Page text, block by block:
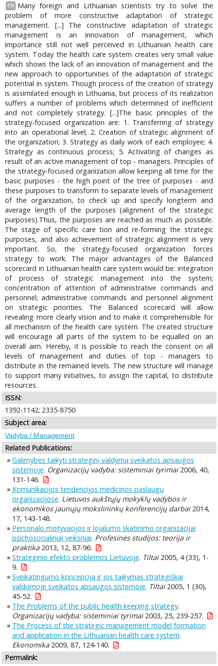
EN
Many foreign and Lithuanian scientists try to solve the
problem of more constructive adaptation of strategic
management. [...] The constructive adaptation of strategic
management is an innovation of management, which
importance still not well perceived in Lithuanian health care
system. Today the health care system creates very small value
which shows the lack of an innovation of management and the
new approach to opportunities of the adaptation of strategic
potential in system. Though process of the creation of strategy
is assimilated enough in Lithuania, but process of its realization
suffers a number of problems which determined of inefficient
and not completely strategy. [...]The basic principles of the
strategy-focused organization are: 1. Transferring of strategy
into an operational level; 2. Creation of strategic alignment of
the organization; 3. Strategy as daily work of each employee; 4.
Strategy as continuous process; 5. Activating of changes as
result of an active management of top - managers. Principles of
the strategy-focused organization allow keeping all time for the
basic purposes - the high point of the tree of purposes - and
these purposes to transform to separate levels of management
of the organization, to check up and specify longterm and
average length of the purposes (alignment of the strategic
purposes).Thus, the purposes are reached as much as possible.
The stage of specific care tion and re-forming the strategic
purposes, and also achievement of strategic alignment is very
important. So, the strategy-focused organization forces
strategy to work. The major advantages of the Balanced
scorecard in Lithuanian health care system would be: integration
of process of strategic management into the system;
concentration of attention of administrative commands and
personnel; administrative commands and personnel alignment
on strategic priorities. The Balanced scorecard will allow
revealing more clearly vision and to make it comprehensible for
all mechanism of the health care system. The created structure
will encourage all parts of the system to be equalled on an
overall aim. Hereby, it is possible to reach the consent on all
levels of management and duties of top - managers to
distribute in the remained levels. The new structure will manage
to support many initiatives, to assign the capital, to distribute
resources.
ISSN:
1392-1142; 2335-8750
Subject area:
Vadyba / Management
Related Publications:
Galimybės taikyti strateginį valdymą sveikatos apsaugos
sistemoje. Organizacijų vadyba: sisteminiai tyrimai2006, 40,
131-146.
Komunikacijos tendencijos medicinos paslaugų
organizacijose. Lietuvos aukštųjų mokyklų vadybos ir
ekonomikos jaunųjų mokslininkų konferencijų darbai2014,
17, 143-148.
Personalo motyvacijos ir lojalumo skatinimo organizacijai
psichosocialiniai veiksniai. Profesinės studijos: teorija ir
praktika2013, 12, 87-96.
Strateginio efekto problemos Lietuvoje. Tiltai2005, 4 (33), 1-
9.
Sveikatingumo koncepcija ir jos taikymas strategiškai
valdomoje sveikatos apsaugos sistemoje. Tiltai2005, 1 (30),
45-52.
The Problems of the public health keeping strategy.
Organizacijų vadyba: sisteminiai tyrimai2003, 25, 239-257.
The Process of the strategic management model formation
and application in the Lithuanian health care system.
Ekonomika2009, 87, 124-140.
Permalink: